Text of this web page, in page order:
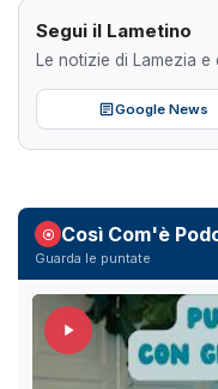
Segui il Lametino
Le notizie di Lamezia
Google News
Così Com'è
Guarda le puntate